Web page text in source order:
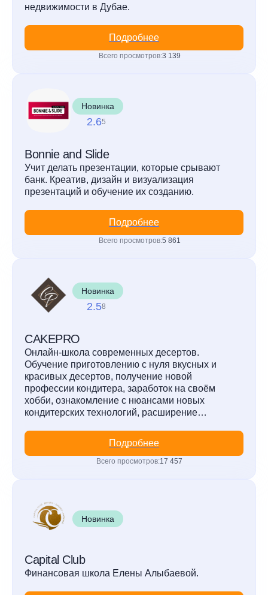
недвижимости в Дубае.
Подробнее
Всего просмотров:3 139
Новинка
2.65
Bonnie and Slide
Учит делать презентации, которые срывают
банк. Креатив, дизайн и визуализация
презентаций и обучение их созданию.
Подробнее
Всего просмотров:5 861
Новинка
2.58
CAKEPRO
Онлайн-школа современных десертов.
Обучение приготовлению с нуля вкусных и
красивых десертов, получение новой
профессии кондитера, заработок на своём
хобби, ознакомление с нюансами новых
кондитерских технологий, расширение
Подробнее
Всего просмотров:17 457
Новинка
Capital Club
Финансовая школа Елены Алыбаевой.